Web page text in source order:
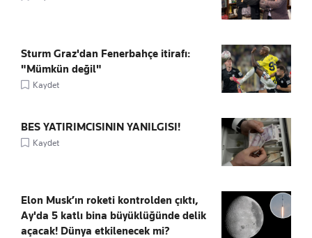
Sturm Graz'dan Fenerbahçe itirafı:
"Mümkün değil"
Kaydet
BES YATIRIMCISININ YANILGISI!
Kaydet
Elon Musk’ın roketi kontrolden çıktı,
Ay'da 5 katlı bina büyüklüğünde delik
açacak! Dünya etkilenecek mi?